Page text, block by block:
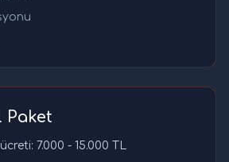
Paket
7.000 - 15.000 TL